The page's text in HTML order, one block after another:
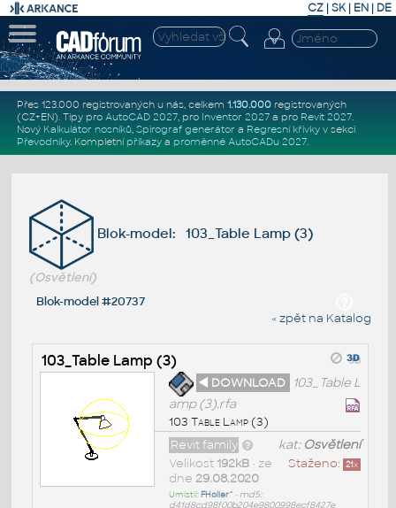
CZ | SK| EN | DE
Přes 123.000 registrovaných u nás, celkem 1.130.000registrovaných
(CZ+EN). Tipy pro AutoCAD 2027, pro Inventor 2027a pro Revit 2027.
Nový Kalkulátor nosníků, Spirograf generátor a Regresní křivkyv sekci
Převodníky. Kompletní příkazya proměnné AutoCADu 2027.
Blok-model: 103_Table Lamp (3)
(Osvětlení)
Blok-model #20737
« zpět na Katalog
103_Table Lamp (3)
◄ DOWNLOAD
103_Table L
amp (3).rfa
103 Table Lamp (3)
kat: Osvětlení
Revit family
Staženo: 21x
Velikost 192kB• ze
dne 29.08.2020
Umístil: FHoller^ • md5:
d41d8cd98f00b204e9800998ecf8427e